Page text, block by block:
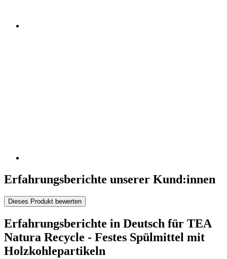
Erfahrungsberichte unserer Kund:innen
Dieses Produkt bewerten
Erfahrungsberichte in Deutsch für TEA
Natura Recycle - Festes Spülmittel mit
Holzkohlepartikeln